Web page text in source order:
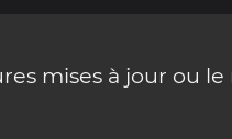
mises à jour ou